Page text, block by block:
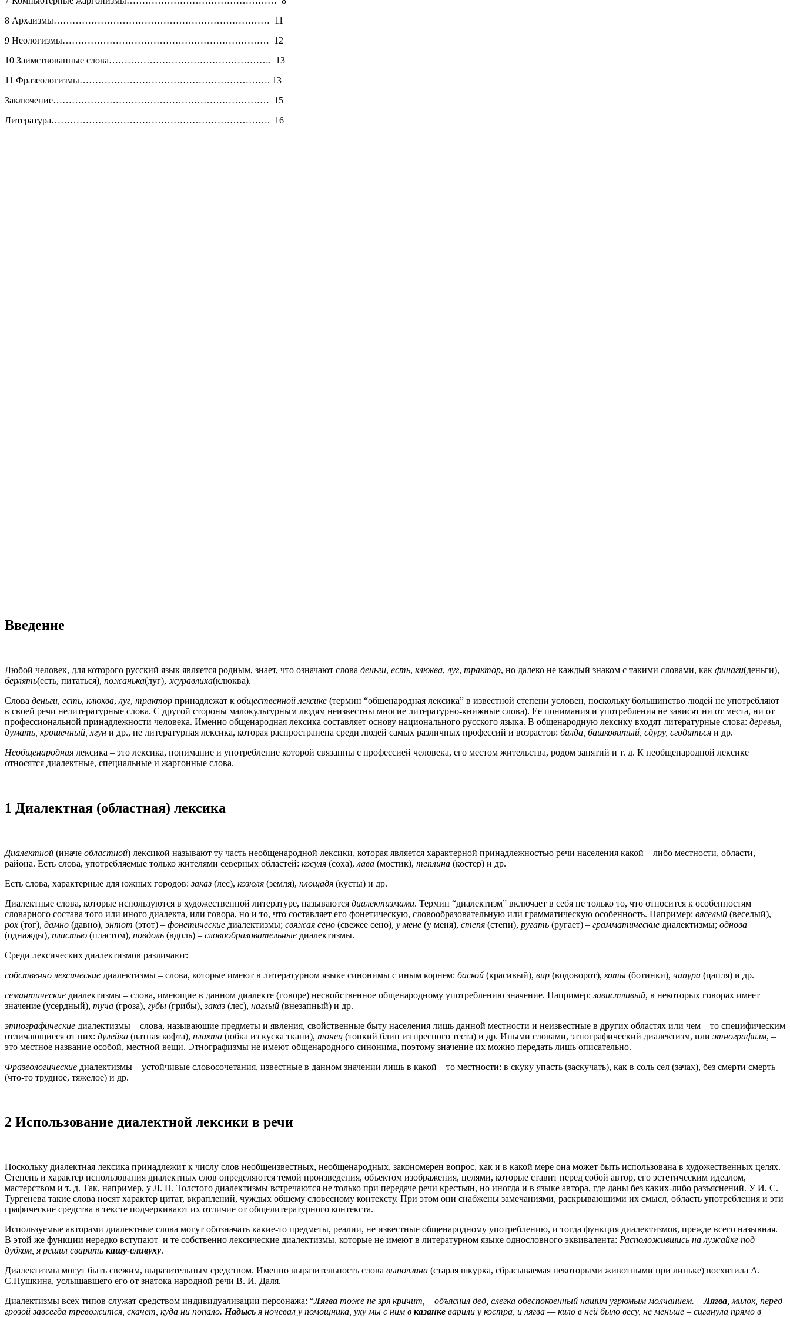
8 Архаизмы…………………………………………………………… 11
9 Неологизмы………………………………………………………… 12
10 Заимствованные слова……………………………………………. 13
11 Фразеологизмы……………………………………………………. 13
Заключение…………………………………………………………… 15
Литература……………………………………………………………. 16
Введение
Любой человек, для которого русский язык является родным, знает, что означают слова деньги, есть, клюква, луг, трактор, но далеко не каждый знаком с такими словами, как финаги(деньги),
берлять(есть, питаться), пожанька(луг), журавлиха(клюква).
Слова деньги, есть, клюква, луг, трактор принадлежат к общественной лексике (термин “общенародная лексика” в известной степени условен, поскольку большинство людей не употребляют
в своей речи нелитературные слова. С другой стороны малокультурным людям неизвестны многие литературно-книжные слова). Ее понимания и употребления не зависят ни от места, ни от
профессиональной принадлежности человека. Именно общенародная лексика составляет основу национального русского языка. В общенародную лексику входят литературные слова: деревья,
думать, крошечный, лгун и др., не литературная лексика, которая распространена среди людей самых различных профессий и возрастов: балда, башковитый, сдуру, сгодиться и др.
Необщенародная лексика – это лексика, понимание и употребление которой связанны с профессией человека, его местом жительства, родом занятий и т. д. К необщенародной лексике
относятся диалектные, специальные и жаргонные слова.
1 Диалектная (областная) лексика
Диалектной (иначе областной) лексикой называют ту часть необщенародной лексики, которая является характерной принадлежностью речи населения какой – либо местности, области,
района. Есть слова, употребляемые только жителями северных областей: косуля (соха), лава (мостик), теплина (костер) и др.
Есть слова, характерные для южных городов:заказ (лес), козюля (земля), площадя (кусты) и др.
Диалектные слова, которые используются в художественной литературе, называются диалектизмами. Термин “диалектизм” включает в себя не только то, что относится к особенностям
словарного состава того или иного диалекта, или говора, но и то, что составляет его фонетическую, словообразовательную или грамматическую особенность. Например: вяселый (веселый),
рох (тог), дамно (давно), энтот (этот) – фонетические диалектизмы; свяжая сено (свежее сено), у мене (у меня), степя (степи), ругать (ругает) – грамматические диалектизмы; однова
(однажды), пластью (пластом), повдоль (вдоль) – словообразовательные диалектизмы.
Среди лексических диалектизмов различают:
собственно лексические диалектизмы – слова, которые имеют в литературном языке синонимы с иным корнем: баской (красивый), вир (водоворот), коты (ботинки), чапура (цапля) и др.
семантические диалектизмы – слова, имеющие в данном диалекте (говоре) несвойственное общенародному употреблению значение. Например:завистливый, в некоторых говорах имеет
значение (усердный), туча (гроза), губы (грибы),заказ (лес), наглый (внезапный) и др.
этнографические диалектизмы – слова, называющие предметы и явления, свойственные быту населения лишь данной местности и неизвестные в других областях или чем – то специфическим
отличающиеся от них: дулейка (ватная кофта), плахта (юбка из куска ткани), тонец (тонкий блин из пресного теста) и др. Иными словами, этнографический диалектизм, или этнографизм, –
это местное название особой, местной вещи. Этнографизмы не имеют общенародного синонима, поэтому значение их можно передать лишь описательно.
Фразеологические диалектизмы – устойчивые словосочетания, известные в данном значении лишь в какой – то местности: в скуку упасть (заскучать), как в соль сел (зачах), без смерти смерть
(что-то трудное, тяжелое) и др.
2 Использование диалектной лексики в речи
Поскольку диалектная лексика принадлежит к числу слов необщеизвестных, необщенародных, закономерен вопрос, как и в какой мере она может быть использована в художественных целях.
Степень и характер использования диалектных слов определяются темой произведения, объектом изображения, целями, которые ставит перед собой автор, его эстетическим идеалом,
мастерством и т. д. Так, например, у Л. Н. Толстого диалектизмы встречаются не только при передаче речи крестьян, но иногда и в языке автора, где даны без каких-либо разъяснений. У И. С.
Тургенева такие слова носят характер цитат, вкраплений, чуждых общему словесному контексту. При этом они снабжены замечаниями, раскрывающими их смысл, область употребления и эти
графические средства в тексте подчеркивают их отличие от общелитературного контекста.
Используемые авторами диалектные слова могут обозначать какие-то предметы, реалии, не известные общенародному употреблению, и тогда функция диалектизмов, прежде всего назывная.
В этой же функции нередко вступают и те собственно лексические диалектизмы, которые не имеют в литературном языке однословного эквивалента: Расположившись на лужайке под
дубком, я решил сварить кашу-сливуху.
Диалектизмы могут быть свежим, выразительным средством. Именно выразительность слова выползина (старая шкурка, сбрасываемая некоторыми животными при линьке) восхитила А.
С.Пушкина, услышавшего его от знатока народной речи В. И. Даля.
Диалектизмы всех типов служат средством индивидуализации персонажа: “Лягва тоже не зря кричит, – объяснил дед, слегка обеспокоенный нашим угрюмым молчанием. –Лягва , милок, перед
грозой завсегда тревожится, скачет, куда ни попало. Надысь я ночевал у помощника, уху мы с ним в казанке варили у костра, и лягва — кило в ней было весу, не меньше – сиганула прямо в